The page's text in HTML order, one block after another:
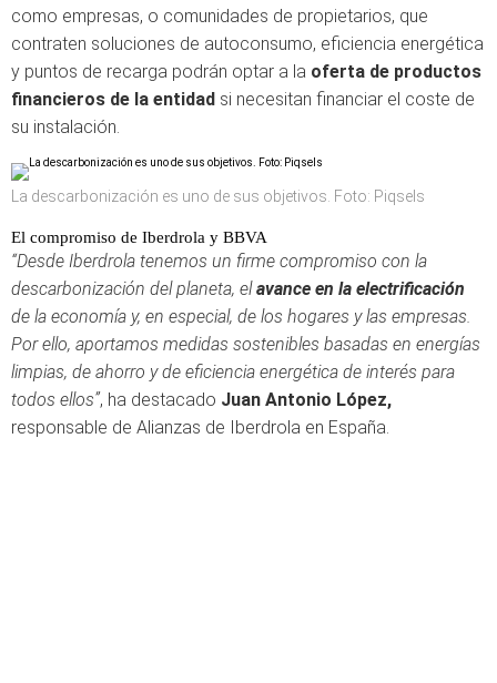
como empresas, o comunidades de propietarios, que
contraten soluciones de autoconsumo, eficiencia energética
y puntos de recarga podrán optar a la oferta de productos
financieros de la entidad si necesitan financiar el coste de
su instalación.
La descarbonización es uno de sus objetivos. Foto: Piqsels
El compromiso de Iberdrola y BBVA
“Desde Iberdrola tenemos un firme compromiso con la
descarbonización del planeta, elavance en la electrificación
de la economía y, en especial, de los hogares y las empresas.
Por ello, aportamos medidas sostenibles basadas en energías
limpias, de ahorro y de eficiencia energética de interés para
todos ellos”, ha destacado Juan Antonio López,
responsable de Alianzas de Iberdrola en España.